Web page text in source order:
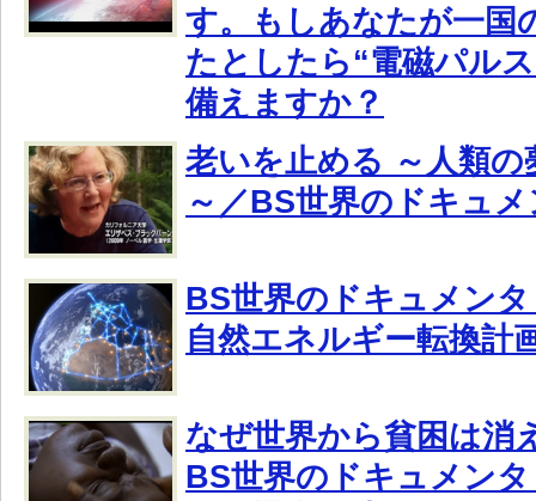
す。もしあなたが一国
たとしたら“電磁パル
備えますか？
老いを止める ～人類の
～／BS世界のドキュ
BS世界のドキュメン
自然エネルギー転換計
なぜ世界から貧困は消
BS世界のドキュメン